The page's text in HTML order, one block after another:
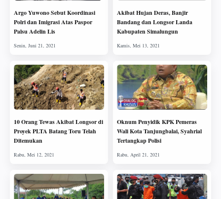
Argo Yuwono Sebut Koordinasi
Polri dan Imigrasi Atas Paspor
Palsu Adelin Lis
Akibat Hujan Deras, Banjir
Bandang dan Longsor Landa
Kabupaten Simalungun
10 Orang Tewas Akibat Longsor di
Proyek PLTA Batang Toru Telah
Ditemukan
Oknum Penyidik KPK Pemeras
Wali Kota Tanjungbalai, Syahrial
Tertangkap Polisi